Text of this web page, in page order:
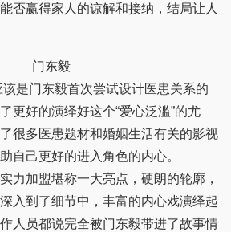
否赢得家人的谅解和接纳，结局让人
门东毅
门东毅首次尝试设计医患关系的
更好的演绎好这个“爱心泛滥”的尤
很多医患题材和婚姻生活有关的影视
自己更好的进入角色的内心。
加盟堪称一大亮点，硬朗的轮廓，
入到了细节中，丰富的内心戏演绎起
人员都说完全被门东毅带进了故事情